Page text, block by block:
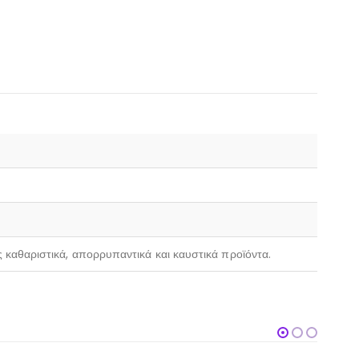
απορρυπαντικά και καυστικά προϊόντα.